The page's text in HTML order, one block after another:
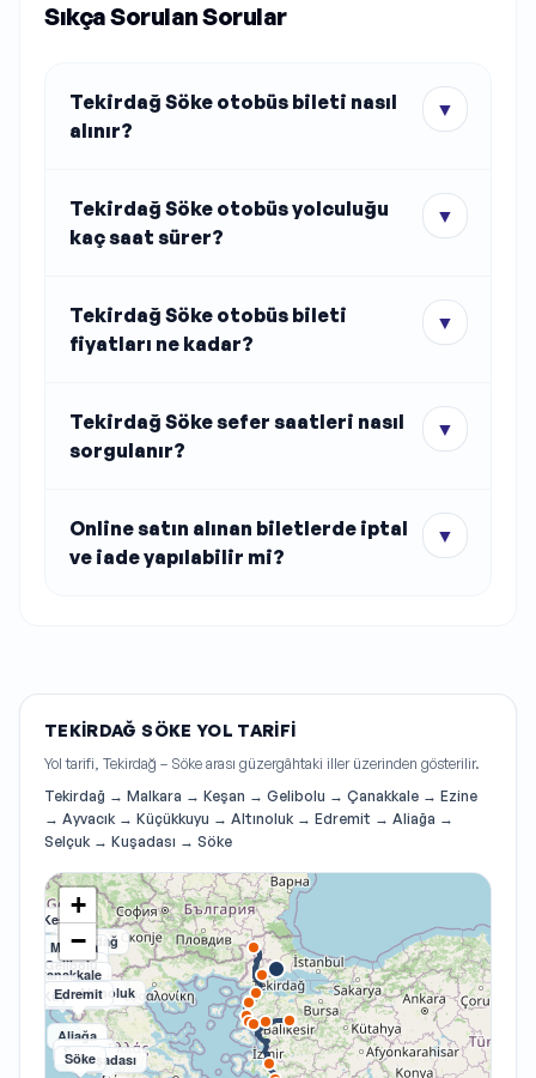
Sıkça Sorulan Sorular
Tekirdağ Söke otobüs bileti nasıl
alınır?
▼
Tekirdağ Söke otobüs yolculuğu
kaç saat sürer?
▼
Tekirdağ Söke otobüs bileti
fiyatları ne kadar?
▼
Tekirdağ Söke sefer saatleri nasıl
sorgulanır?
▼
Online satın alınan biletlerde iptal
ve iade yapılabilir mi?
▼
TEKIRDAĞ SÖKE YOL TARIFI
Yol tarifi, Tekirdağ – Söke arası güzergâhtaki iller üzerinden gösterilir.
Tekirdağ → Malkara → Keşan → Gelibolu → Çanakkale → Ezine
→ Ayvacık → Küçükkuyu → Altınoluk → Edremit → Aliağa →
Selçuk → Kuşadası → Söke
Tekirdağ
Malkara
Keşan
Gelibolu
Çanakkale
Ezine
Ayvacık
KüçükkuyuAltınoluk
Edremit
Aliağa
Selçuk
Kuşadası
Söke
+
−